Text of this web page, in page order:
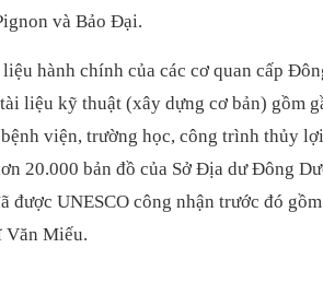
và Bảo Đại.
hành chính của các cơ quan cấp
liệu kỹ thuật (xây dựng cơ bản) gồm
viện, trường học, công trình thủy
20.000 bản đồ của Sở Địa dư Đông
được UNESCO công nhận trước đó
Văn Miếu.